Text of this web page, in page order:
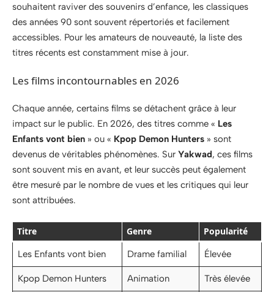
souhaitent raviver des souvenirs d’enfance, les classiques
des années 90 sont souvent répertoriés et facilement
accessibles. Pour les amateurs de nouveauté, la liste des
titres récents est constamment mise à jour.
Les films incontournables en 2026
Chaque année, certains films se détachent grâce à leur
impact sur le public. En 2026, des titres comme « Les
Enfants vont bien » ou « Kpop Demon Hunters » sont
devenus de véritables phénomènes. Sur Yakwad, ces films
sont souvent mis en avant, et leur succès peut également
être mesuré par le nombre de vues et les critiques qui leur
sont attribuées.
Titre Genre Popularité
Les Enfants vont bien Drame familial Élevée
Kpop Demon Hunters Animation Très élevée